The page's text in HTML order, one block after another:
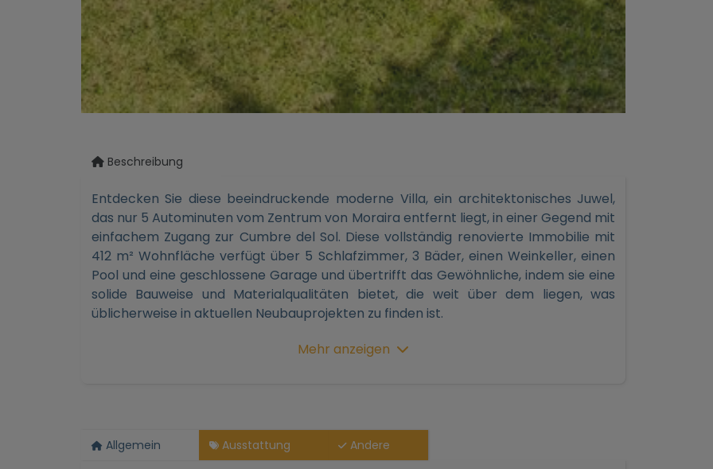
Beschreibung
Entdecken Sie diese beeindruckende moderne Villa, ein architektonisches Juwel,
das nur 5 Autominuten vom Zentrum von Moraira entfernt liegt, in einer Gegend mit
einfachem Zugang zur Cumbre del Sol. Diese vollständig renovierte Immobilie mit
412 m² Wohnfläche verfügt über 5 Schlafzimmer, 3 Bäder, einen Weinkeller, einen
Pool und eine geschlossene Garage und übertrifft das Gewöhnliche, indem sie eine
solide Bauweise und Materialqualitäten bietet, die weit über dem liegen, was
üblicherweise in aktuellen Neubauprojekten zu finden ist.
Ingenieurkunst und Unsichtbarer Komfort
Energieeffizienz garantiert. Der Komfort ist dank einer effizienten Fußbodenheizung
mit Wasser in allen Räumen, die von einer PanasonicWärmepumpe gespeist wird,
Mehr anzeigen
Allgemein Ausstattung Andere